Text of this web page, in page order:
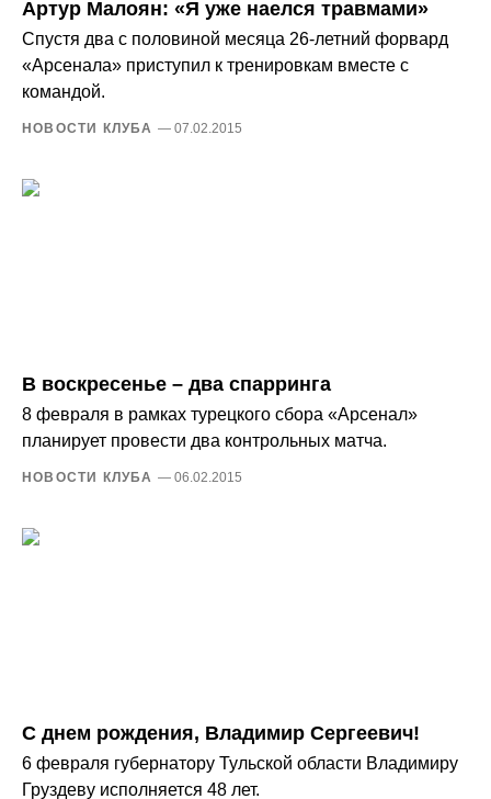
Артур Малоян: «Я уже наелся травмами»
Спустя два с половиной месяца 26-летний форвард
«Арсенала» приступил к тренировкам вместе с
командой.
НОВОСТИ КЛУБА — 07.02.2015
В воскресенье – два спарринга
8 февраля в рамках турецкого сбора «Арсенал»
планирует провести два контрольных матча.
НОВОСТИ КЛУБА — 06.02.2015
С днем рождения, Владимир Сергеевич!
6 февраля губернатору Тульской области Владимиру
Груздеву исполняется 48 лет.